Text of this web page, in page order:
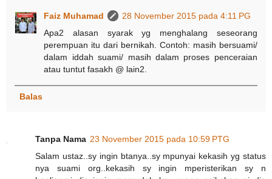
Faiz Muhamad
28 November 2015 pada 4:11 PG
Apa2 alasan syarak yg menghalang seseorang
perempuan itu dari bernikah. Contoh: masih bersuami/
dalam iddah suami/ masih dalam proses penceraian
atau tuntut fasakh @ lain2.
Balas
Tanpa Nama 23 November 2015 pada 10:59 PTG
Salam ustaz..sy ingin btanya..sy mpunyai kekasih yg status
nya suami org..kekasih sy ingin mperisterikan sy n